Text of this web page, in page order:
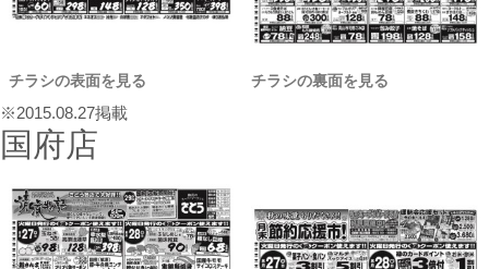
チラシの表面を見る チラシの裏面を見る
※2015.08.27掲載
国府店